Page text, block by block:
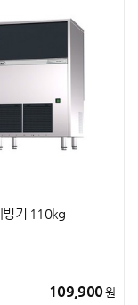
빙기 110kg
109,900원